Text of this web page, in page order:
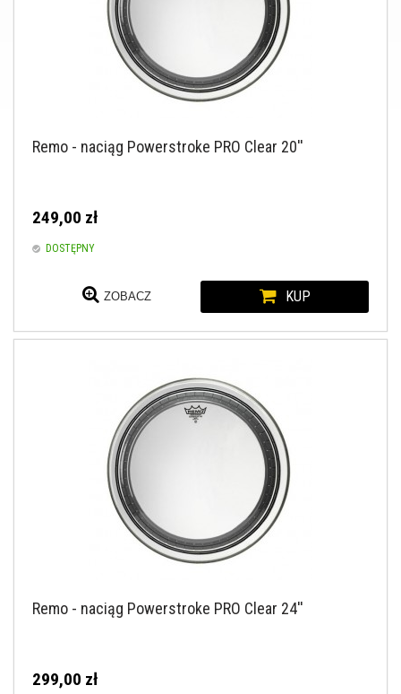
Remo - naciąg Powerstroke PRO Clear 20''
249,00 zł
DOSTĘPNY
ZOBACZ KUP
Remo - naciąg Powerstroke PRO Clear 24''
299,00 zł